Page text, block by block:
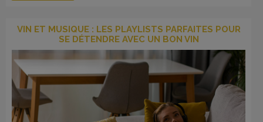
VIN ET MUSIQUE : LES PLAYLISTS PARFAITES POUR
SE DÉTENDRE AVEC UN BON VIN